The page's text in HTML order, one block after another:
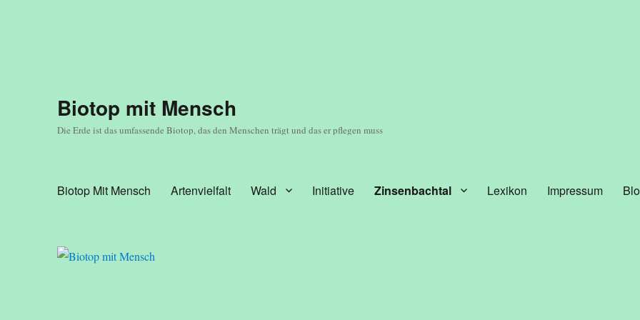
Biotop mit Mensch
Die Erde ist das umfassende Biotop, das den Menschen trägt und das er pflegen muss
Biotop Mit Mensch Artenvielfalt Wald Initiative Zinsenbachtal Lexikon Impressum